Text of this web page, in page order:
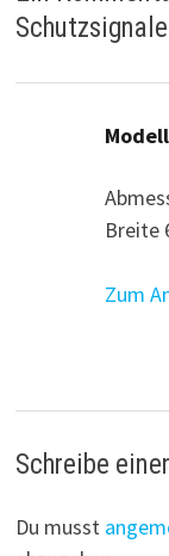
Breite
Zum
Schreibe
Du musst